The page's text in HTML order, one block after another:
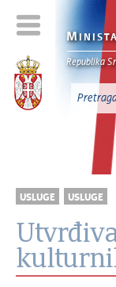
M
Republika
USLUGE USLUGE